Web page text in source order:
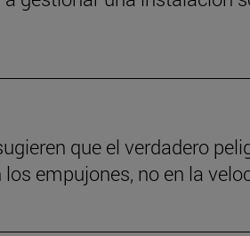
que el verdadero
empujones, no en la